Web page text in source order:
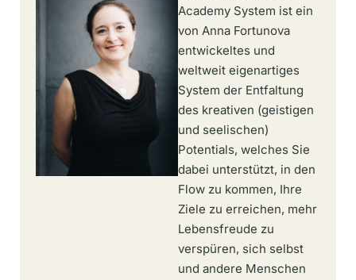
Academy System ist ein
von Anna Fortunova
entwickeltes und
weltweit eigenartiges
System der Entfaltung
des kreativen (geistigen
und seelischen)
Potentials, welches Sie
dabei unterstützt, in den
Flow zu kommen, Ihre
Ziele zu erreichen, mehr
Lebensfreude zu
verspüren, sich selbst
und andere Menschen